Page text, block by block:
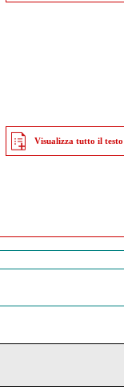
Visualizza tutto il testo